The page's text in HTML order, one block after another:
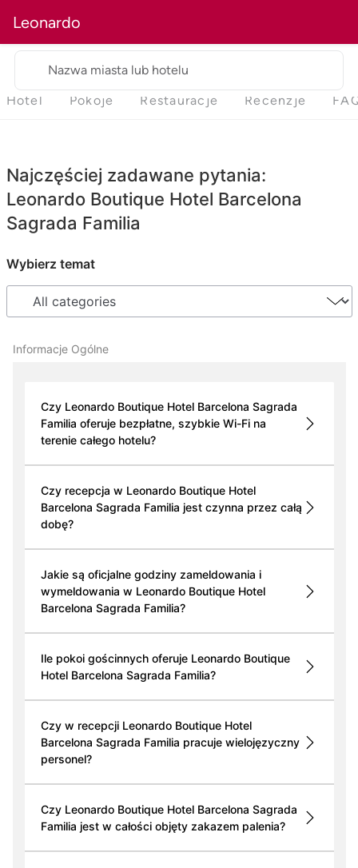
Leonardo
Nazwa miasta lub hotelu
Hotel Pokoje Restauracje Recenzje
Najczęściej zadawane pytania:
Leonardo Boutique Hotel Barcelona
Sagrada Familia
Wybierz temat
Informacje Ogólne
Czy Leonardo Boutique Hotel Barcelona Sagrada
Familia oferuje bezpłatne, szybkie Wi-Fi na
terenie całego hotelu?
Czy recepcja w Leonardo Boutique Hotel
Barcelona Sagrada Familia jest czynna przez całą
dobę?
Jakie są oficjalne godziny zameldowania i
wymeldowania w Leonardo Boutique Hotel
Barcelona Sagrada Familia?
Ile pokoi gościnnych oferuje Leonardo Boutique
Hotel Barcelona Sagrada Familia?
Czy w recepcji Leonardo Boutique Hotel
Barcelona Sagrada Familia pracuje wielojęzyczny
personel?
Czy Leonardo Boutique Hotel Barcelona Sagrada
Familia jest w całości objęty zakazem palenia?